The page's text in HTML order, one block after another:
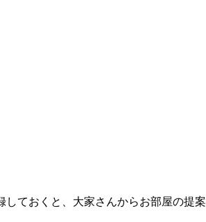
ておくと、大家さんからお部屋の提